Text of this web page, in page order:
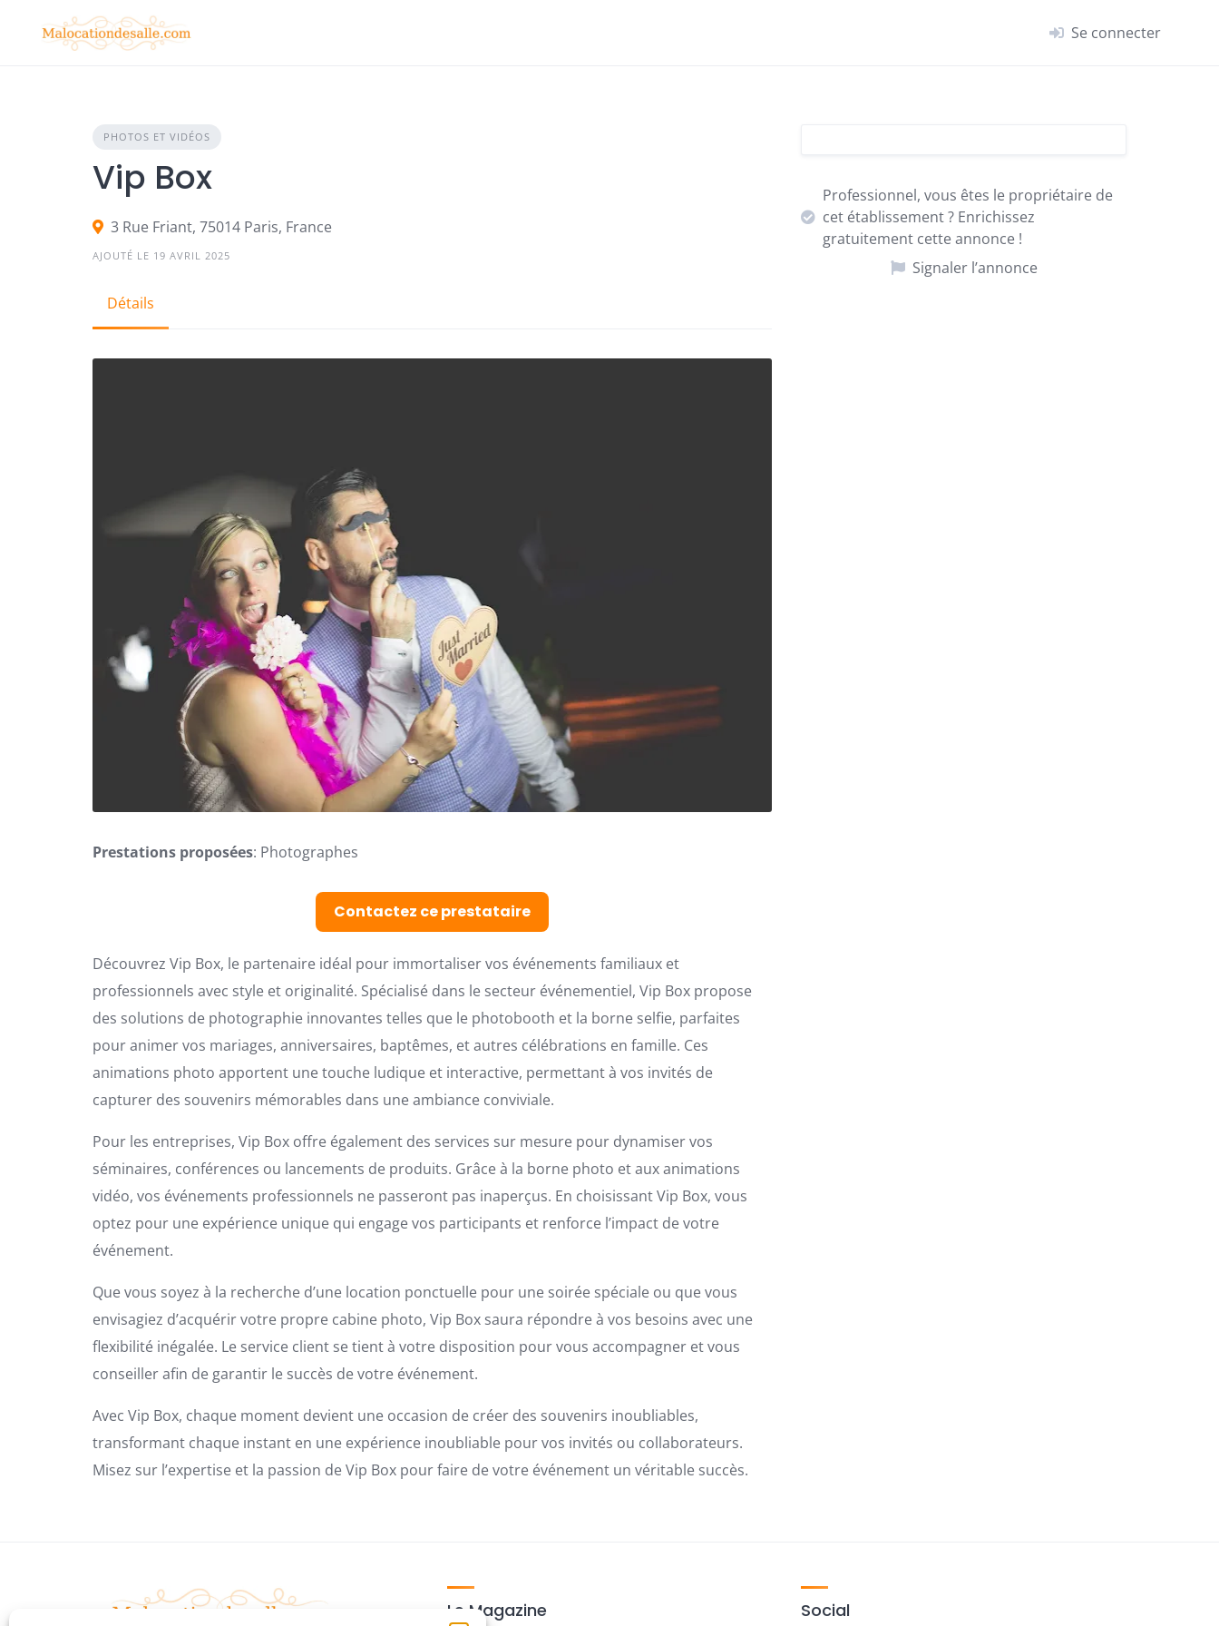
Se connecter
PHOTOS ET VIDÉOS
Vip Box
3 Rue Friant, 75014 Paris, France
AJOUTÉ LE 19 AVRIL 2025
Détails
Prestations proposées: Photographes
Contactez ce prestataire
Découvrez Vip Box, le partenaire idéal pour immortaliser vos événements familiaux et
professionnels avec style et originalité. Spécialisé dans le secteur événementiel, Vip Box propose
des solutions de photographie innovantes telles que le photobooth et la borne selfie, parfaites
pour animer vos mariages, anniversaires, baptêmes, et autres célébrations en famille. Ces
animations photo apportent une touche ludique et interactive, permettant à vos invités de
capturer des souvenirs mémorables dans une ambiance conviviale.
Pour les entreprises, Vip Box offre également des services sur mesure pour dynamiser vos
séminaires, conférences ou lancements de produits. Grâce à la borne photo et aux animations
vidéo, vos événements professionnels ne passeront pas inaperçus. En choisissant Vip Box, vous
optez pour une expérience unique qui engage vos participants et renforce l’impact de votre
événement.
Que vous soyez à la recherche d’une location ponctuelle pour une soirée spéciale ou que vous
envisagiez d’acquérir votre propre cabine photo, Vip Box saura répondre à vos besoins avec une
flexibilité inégalée. Le service client se tient à votre disposition pour vous accompagner et vous
conseiller afin de garantir le succès de votre événement.
Avec Vip Box, chaque moment devient une occasion de créer des souvenirs inoubliables,
transformant chaque instant en une expérience inoubliable pour vos invités ou collaborateurs.
Misez sur l’expertise et la passion de Vip Box pour faire de votre événement un véritable succès.
Professionnel, vous êtes le propriétaire de
cet établissement ? Enrichissez
gratuitement cette annonce !
Signaler l’annonce
Le Magazine Social